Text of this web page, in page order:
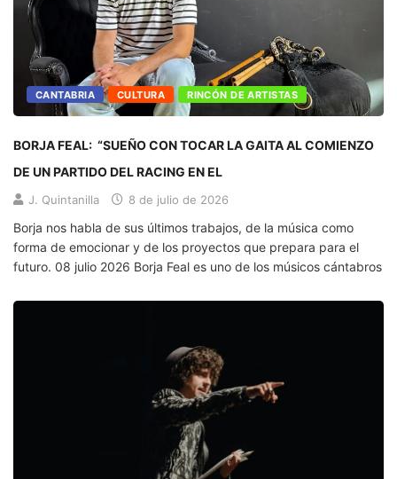
CANTABRIA CULTURA RINCÓN DE ARTISTAS
BORJA FEAL: “SUEÑO CON TOCAR LA GAITA AL COMIENZO
DE UN PARTIDO DEL RACING EN EL
J. Quintanilla 8 de julio de 2026
Borja nos habla de sus últimos trabajos, de la música como
forma de emocionar y de los proyectos que prepara para el
futuro. 08 julio 2026 Borja Feal es uno de los músicos cántabros